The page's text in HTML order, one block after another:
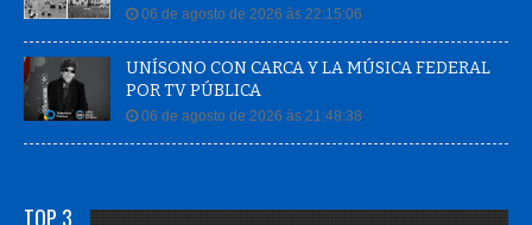
06 de agosto de 2026 às 22:15:06
UNÍSONO CON CARCA Y LA MÚSICA FEDERAL
POR TV PÚBLICA
06 de agosto de 2026 às 21:48:38
TOP 3